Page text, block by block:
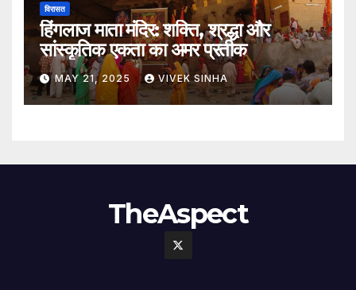
विरासत
हिंगलाज माता मंदिर: शक्ति, श्रद्धा और
सांस्कृतिक एकता का अमर प्रतीक
MAY 21, 2025 VIVEK SINHA
TheAspect